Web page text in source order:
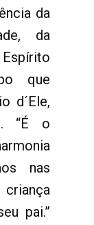
da
da
que
d´Ele,
“É o
nas
pai.”